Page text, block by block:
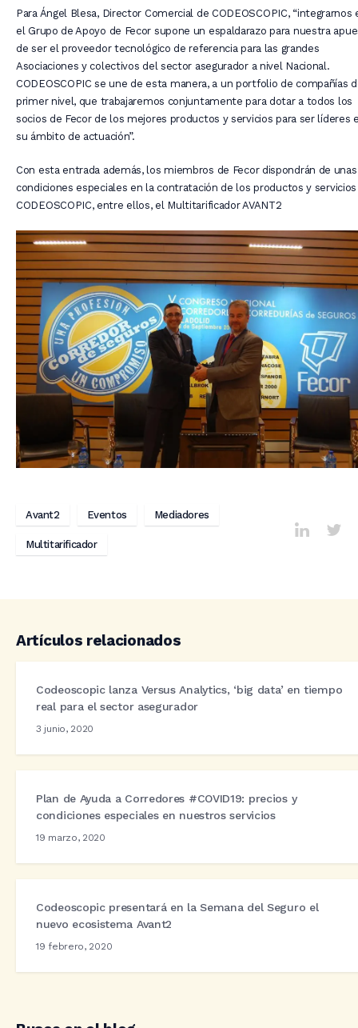
Para Ángel Blesa, Director Comercial de CODEOSCOPIC, “integrarnos
el Grupo de Apoyo de Fecor supone un espaldarazo para nuestra
de ser el proveedor tecnológico de referencia para las grandes
Asociaciones y colectivos del sector asegurador a nivel Nacional.
CODEOSCOPIC se une de esta manera, a un portfolio de compañías
primer nivel, que trabajaremos conjuntamente para dotar a todos los
socios de Fecor de los mejores productos y servicios para ser líderes
su ámbito de actuación”.
Con esta entrada además, los miembros de Fecor dispondrán de unas
condiciones especiales en la contratación de los productos y
CODEOSCOPIC, entre ellos, el Multitarificador AVANT2
Avant2 Eventos Mediadores
Multitarificador
Artículos relacionados
Codeoscopic lanza Versus Analytics, ‘big data’ en tiempo
real para el sector asegurador
3 junio, 2020
Plan de Ayuda a Corredores #COVID19: precios y
condiciones especiales en nuestros servicios
19 marzo, 2020
Codeoscopic presentará en la Semana del Seguro el
nuevo ecosistema Avant2
19 febrero, 2020